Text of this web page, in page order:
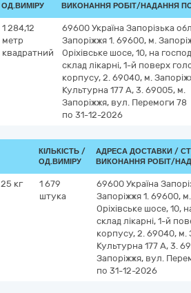
ОД.ВИМІРУ
ВИКОНАННЯ РОБІТ/НАДАННЯ
1 284,12
метр
квадратний
69600 Україна Запорізька
Запоріжжя 1. 69600, м.
Оріхівське шосе, 10, на
склад лікарні, 1-й поверх
корпусу, 2. 69040, м.
Культурна 177 А, 3. 69005, м.
Запоріжжя, вул. Перемоги 78
по 31-12-2026
КІЛЬКІСТЬ /
ОД.ВИМІРУ
АДРЕСА ДОСТАВКИ /
ВИКОНАННЯ РОБІТ/
кг
1 679
штука
69600 Україна
Запоріжжя 1. 69600,
Оріхівське шосе, 10,
склад лікарні, 1-й
корпусу, 2. 69040, м.
Культурна 177 А, 3.
Запоріжжя, вул.
по 31-12-2026